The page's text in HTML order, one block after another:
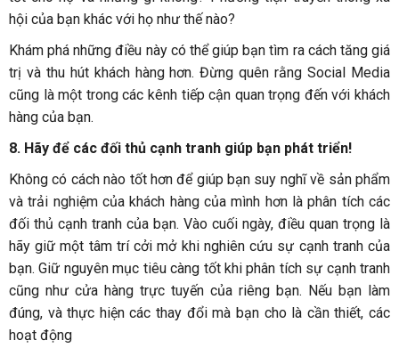
hội của bạn khác với họ như thế nào?
Khám phá những điều này có thể giúp bạn tìm ra cách tăng giá
trị và thu hút khách hàng hơn. Đừng quên rằng Social Media
cũng là một trong các kênh tiếp cận quan trọng đến với khách
hàng của bạn.
8. Hãy để các đối thủ cạnh tranh giúp bạn phát triển!
Không có cách nào tốt hơn để giúp bạn suy nghĩ về sản phẩm
và trải nghiệm của khách hàng của mình hơn là phân tích các
đối thủ cạnh tranh của bạn. Vào cuối ngày, điều quan trọng là
hãy giữ một tâm trí cởi mở khi nghiên cứu sự cạnh tranh của
bạn. Giữ nguyên mục tiêu càng tốt khi phân tích sự cạnh tranh
cũng như cửa hàng trực tuyến của riêng bạn. Nếu bạn làm
đúng, và thực hiện các thay đổi mà bạn cho là cần thiết, các
hoạt động